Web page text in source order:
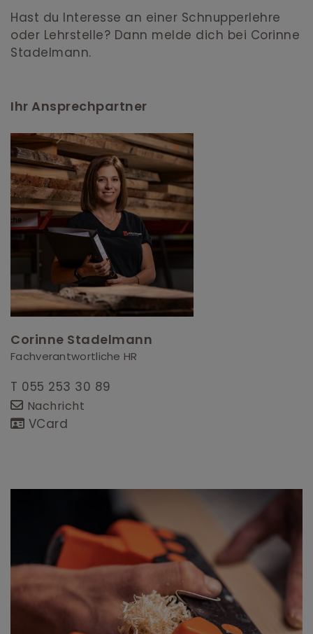
Hast du Interesse an einer Schnupperlehre
oder Lehrstelle? Dann melde dich bei Corinne
Stadelmann.
Ihr Ansprechpartner
Corinne Stadelmann
Fachverantwortliche HR
T 055 253 30 89
Nachricht
VCard